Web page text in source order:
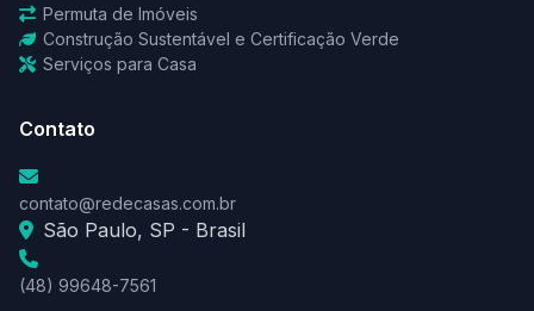
Permuta de Imóveis
Construção Sustentável e Certificação Verde
Serviços para Casa
Contato
contato@redecasas.com.br
São Paulo, SP - Brasil
(48) 99648-7561